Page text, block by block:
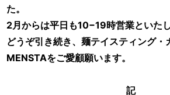
た。
2月からは平日も10−19時営業といたし
どうぞ引き続き、麺テイスティング・
MENSTAをご愛顧願います。
記